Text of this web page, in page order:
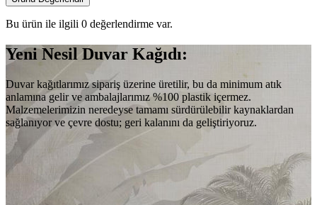
Bu ürün ile ilgili 0 değerlendirme var.
Yeni Nesil Duvar Kağıdı:
Duvar kağıtlarımız sipariş üzerine üretilir, bu da minimum atık
anlamına gelir ve ambalajlarımız %100 plastik içermez.
Malzemelerimizin neredeyse tamamı sürdürülebilir kaynaklardan
sağlanıyor ve çevre dostu; geri kalanını da geliştiriyoruz.